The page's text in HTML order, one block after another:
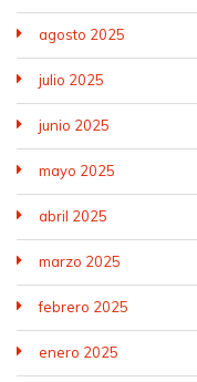
agosto 2025
julio 2025
junio 2025
mayo 2025
abril 2025
marzo 2025
febrero 2025
enero 2025